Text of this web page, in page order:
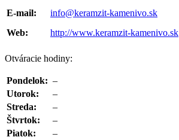
E-mail:
info@keramzit-kamenivo.sk
Web:
http://www.keramzit-kamenivo.sk
Otváracie hodiny:
Pondelok: –
Utorok:
–
Streda:
–
Štvrtok:
–
Piatok:
–